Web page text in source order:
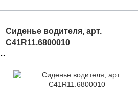
Сиденье водителя, арт.
С41R11.6800010